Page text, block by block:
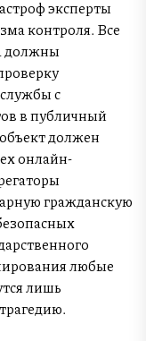
эксперты
контроля. Все
должны
с
в публичный
должен
онлайн-
гражданскую
любые
лишь